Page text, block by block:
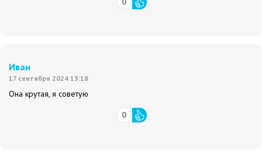
Иван
17 сентября 2024 13:18
Она крутая, я советую
0